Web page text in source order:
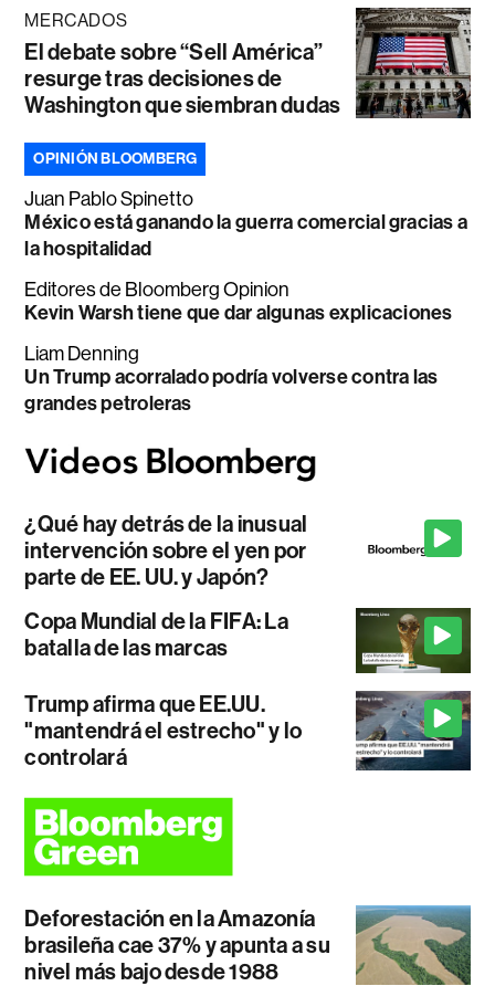
MERCADOS
El debate sobre “Sell América”
resurge tras decisiones de
Washington que siembran dudas
OPINIÓN BLOOMBERG
Juan Pablo Spinetto
México está ganando la guerra comercial gracias a
la hospitalidad
Editores de Bloomberg Opinion
Kevin Warsh tiene que dar algunas explicaciones
Liam Denning
Un Trump acorralado podría volverse contra las
grandes petroleras
¿Qué hay detrás de la inusual
intervención sobre el yen por
parte de EE. UU. y Japón?
Copa Mundial de la FIFA: La
batalla de las marcas
Trump afirma que EE.UU.
"mantendrá el estrecho" y lo
controlará
Deforestación en la Amazonía
brasileña cae 37% y apunta a su
nivel más bajo desde 1988